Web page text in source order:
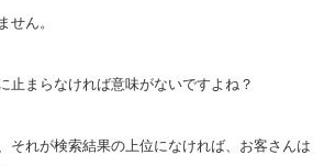
せん。
止まらなければ意味がないですよね？
それが検索結果の上位になければ、お客さんは